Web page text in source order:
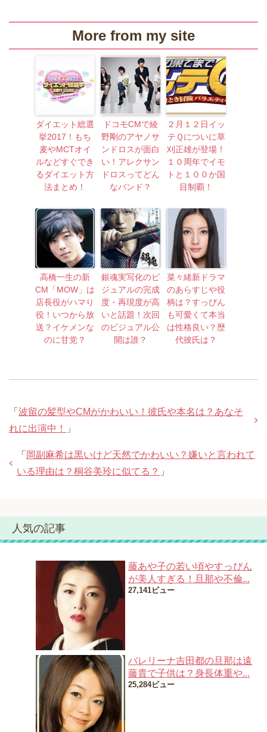
More from my site
ダイエット総選
挙2017！もち
麦やMCTオイ
ルなどすぐでき
るダイエット方
法まとめ！
ドコモCMで綾
野剛のアヤノサ
ンドロスが面白
い！アレクサン
ドロスってどん
なバンド？
２月１２日イッ
テＱについに草
刈正雄が登場！
１０周年でイモ
トと１００か国
目制覇！
高橋一生の新
CM「MOW」は
店長役がハマり
役！いつから放
送？イケメンな
のに甘党？
銀魂実写化のビ
ジュアルの完成
度・再現度が高
いと話題！次回
のビジュアル公
開は誰？
菜々緒新ドラマ
のあらすじや役
柄は？すっぴん
も可愛くて本当
は性格良い？歴
代彼氏は？
「 波留の髪型やCMがかわいい！彼氏や本名は？あなそ
れに出演中！
」
「 岡副麻希は黒いけど天然でかわいい？嫌いと言われて
いる理由は？桐谷美玲に似てる？ 」
人気の記事
藤あや子の若い頃やすっぴん
が美人すぎる！旦那や不倫...
27,141ビュー
バレリーナ吉田都の旦那は遠
藤貴で子供は？身長体重や...
25,284ビュー